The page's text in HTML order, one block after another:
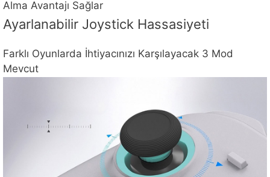
Alma Avantajı Sağlar
Ayarlanabilir Joystick Hassasiyeti
Farklı Oyunlarda İhtiyacınızı Karşılayacak 3 Mod
Mevcut